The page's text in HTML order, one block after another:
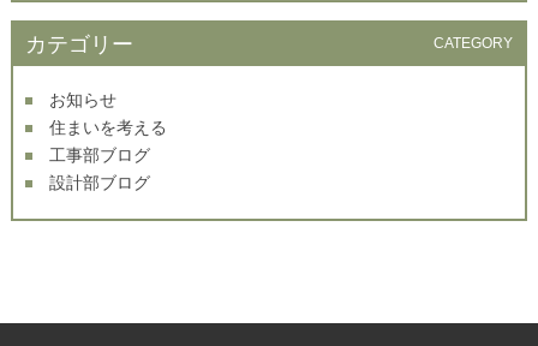
カテゴリー CATEGORY
お知らせ
住まいを考える
工事部ブログ
設計部ブログ